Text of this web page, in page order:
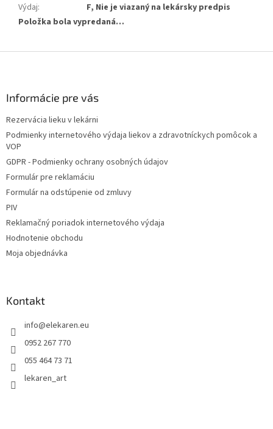
Výdaj:
F, Nie je viazaný na lekársky predpis
Položka bola vypredaná…
Informácie pre vás
Rezervácia lieku v lekárni
Podmienky internetového výdaja liekov a zdravotníckych pomôcok a
VOP
GDPR - Podmienky ochrany osobných údajov
Formulár pre reklamáciu
Formulár na odstúpenie od zmluvy
PIV
Reklamačný poriadok internetového výdaja
Hodnotenie obchodu
Moja objednávka
Kontakt
info@elekaren.eu
0952 267 770
055 464 73 71
lekaren_art